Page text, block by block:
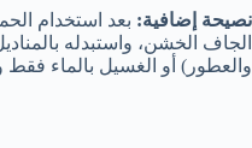
نصيحة إضافية: بعد استخدام
الجاف الخشن، واستبدله
والعطور) أو الغسيل بالماء فقط